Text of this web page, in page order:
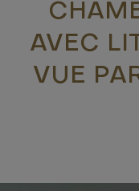
AVEC
VUE